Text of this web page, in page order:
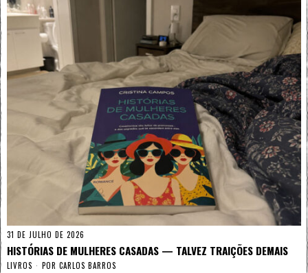
31 DE JULHO DE 2026
HISTÓRIAS DE MULHERES CASADAS — TALVEZ TRAIÇÕES DEMAIS
LIVROS POR CARLOS BARROS